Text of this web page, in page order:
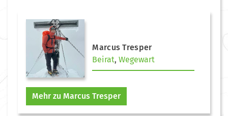
Marcus Tresper
Beirat,Wegewart
Mehr zu Marcus Tresper